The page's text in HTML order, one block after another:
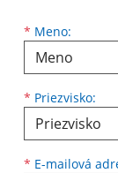
* Meno:
Meno
* Priezvisko:
Priezvisko
* E-mailová
E-mailová